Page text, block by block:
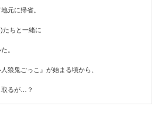
元に帰省。
たちと一緒に
。
狼鬼ごっこ』が始まる頃から、
取るが…？